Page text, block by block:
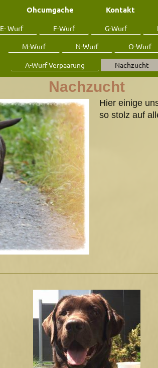
Ohcumgache Kontakt
E- Wurf F-Wurf G-Wurf
M-Wurf N-Wurf O-Wurf
A-Wurf Verpaarung Nachzucht
Nachzucht
Hier einige
so stolz auf